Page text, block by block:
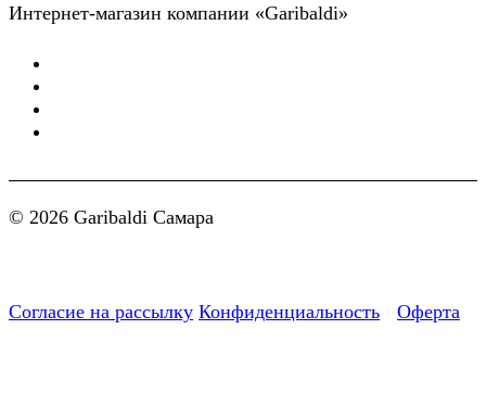
Интернет-магазин компании «Garibaldi»
© 2026 Garibaldi Самара
Согласие на рассылку Конфиденциальность Оферта